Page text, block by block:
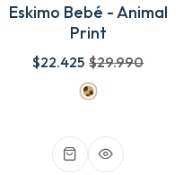
Eskimo Bebé - Animal
Print
$22.425 $29.990